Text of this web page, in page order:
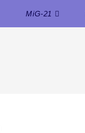
MiG-21